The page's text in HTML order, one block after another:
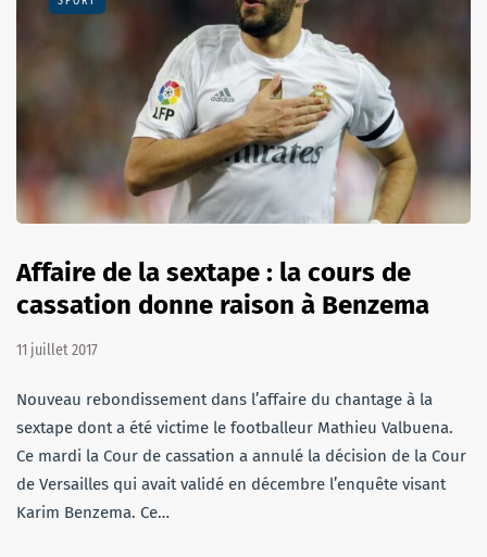
Affaire de la sextape : la cours de
cassation donne raison à Benzema
11 juillet 2017
Nouveau rebondissement dans l’affaire du chantage à la
sextape dont a été victime le footballeur Mathieu Valbuena.
Ce mardi la Cour de cassation a annulé la décision de la Cour
de Versailles qui avait validé en décembre l’enquête visant
Karim Benzema. Ce…